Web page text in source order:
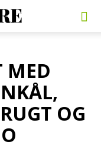
MED
OG